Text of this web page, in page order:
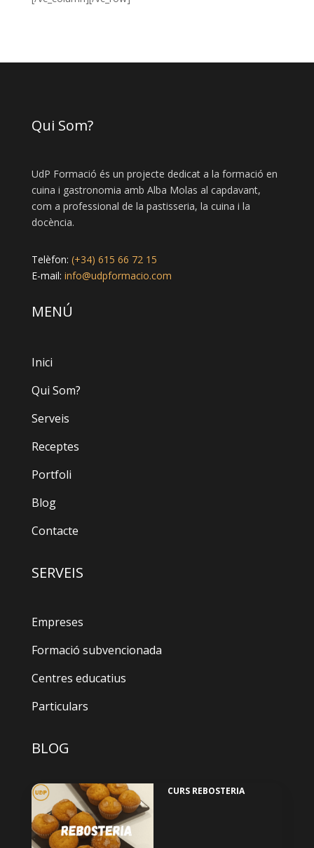
Qui Som?
UdP Formació és un projecte dedicat a la formació en
cuina i gastronomia amb Alba Molas al capdavant,
com a professional de la pastisseria, la cuina i la
docència.
Telèfon: (+34) 615 66 72 15
E-mail: info@udpformacio.com
MENÚ
Inici
Qui Som?
Serveis
Receptes
Portfoli
Blog
Contacte
SERVEIS
Empreses
Formació subvencionada
Centres educatius
Particulars
BLOG
CURS REBOSTERIA